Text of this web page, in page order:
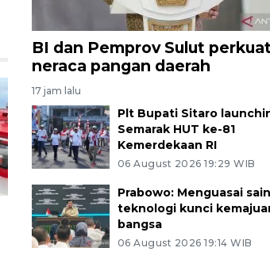
BI dan Pemprov Sulut perkuat
neraca pangan daerah
17 jam lalu
Plt Bupati Sitaro
Semarak HUT ke-81
Kemerdekaan RI
06 August 2026 19:29 WIB
Prabowo: Menguasai
teknologi kunci
bangsa
06 August 2026 19:14 WIB